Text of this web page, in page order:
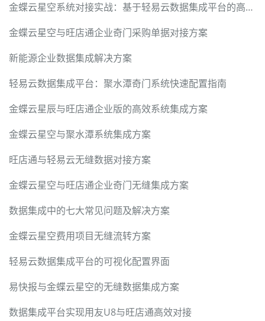
金蝶云星空系统对接实战：基于轻易云数据集成平台的高效解决方案
金蝶云星空与旺店通企业奇门采购单据对接方案
新能源企业数据集成解决方案
轻易云数据集成平台：聚水潭奇门系统快速配置指南
金蝶云星辰与旺店通企业版的高效系统集成方案
金蝶云星空与聚水潭系统集成方案
旺店通与轻易云无缝数据对接方案
金蝶云星空与旺店通企业奇门无缝集成方案
数据集成中的七大常见问题及解决方案
金蝶云星空费用项目无缝流转方案
轻易云数据集成平台的可视化配置界面
易快报与金蝶云星空的无缝数据集成方案
数据集成平台实现用友U8与旺店通高效对接